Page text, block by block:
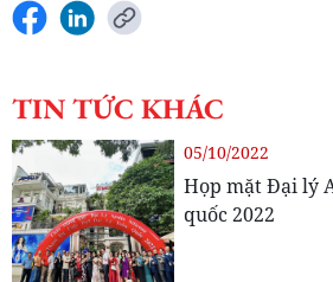
TIN TỨC KHÁC
05/10/2022
Họp mặt Đại lý
quốc 2022